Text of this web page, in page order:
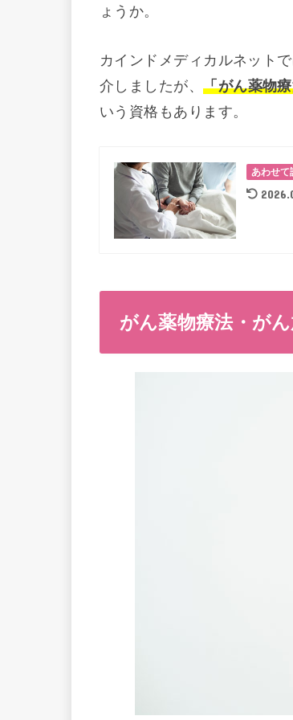
ょうか。
カインドメディカルネット
介しましたが、「がん薬物
いう資格もあります。
あわせて
がん薬物療法・が